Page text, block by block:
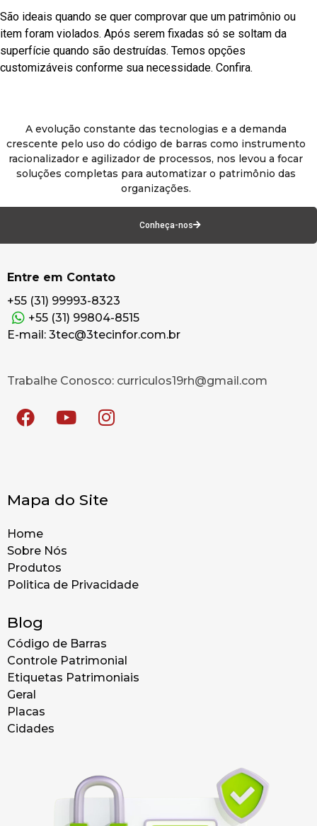
São ideais quando se quer comprovar que um patrimônio ou
item foram violados. Após serem fixadas só se soltam da
superfície quando são destruídas. Temos opções
customizáveis conforme sua necessidade. Confira.
A evolução constante das tecnologias e a demanda
crescente pelo uso do código de barras como instrumento
racionalizador e agilizador de processos, nos levou a focar
soluções completas para automatizar o patrimônio das
organizações.
Conheça-nos
Entre em Contato
+55 (31) 99993-8323
+55 (31) 99804-8515
E-mail: 3tec@3tecinfor.com.br
Trabalhe Conosco: curriculos19rh@gmail.com
Mapa do Site
Home
Sobre Nós
Produtos
Politica de Privacidade
Blog
Código de Barras
Controle Patrimonial
Etiquetas Patrimoniais
Geral
Placas
Cidades